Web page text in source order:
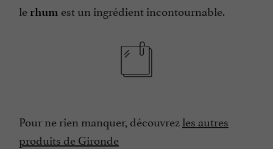
le rhum est un ingrédient incontournable.
Pour ne rien manquer, découvrezles autres
produits de Gironde